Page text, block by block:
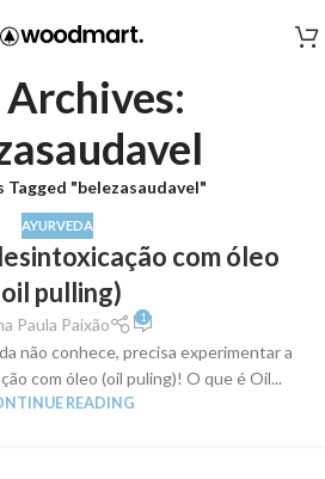
Archives:
Tagged "belezasaudavel"
AYURVEDA
com óleo
pulling)
Paula Paixão 1
não conhece, precisa experimentar a
com óleo (oil puling)! O que é Oil...
READING